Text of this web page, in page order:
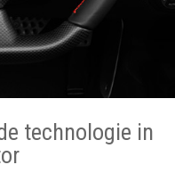
technologie in